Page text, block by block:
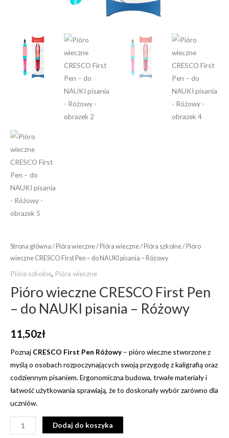
Strona główna / Pióra wieczne/ Pióra wieczne/ Pióra szkolne/ Pióro
wieczne CRESCO First Pen – do NAUKI pisania – Różowy
Pióra szkolne, Pióra wieczne
Pióro wieczne CRESCO First Pen
– do NAUKI pisania – Różowy
11,50zł
Poznaj CRESCO First Pen Różowy – pióro wieczne stworzone z
myślą o osobach rozpoczynających swoją przygodę z kaligrafią oraz
codziennym pisaniem. Ergonomiczna budowa, trwałe materiały i
łatwość użytkowania sprawiają, że to doskonały wybór zarówno dla
uczniów.
Dodaj do koszyka